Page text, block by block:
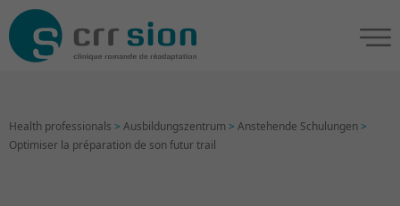
Health professionals > Ausbildungszentrum > Anstehende Schulungen>
Optimiser la préparation de son futur trail